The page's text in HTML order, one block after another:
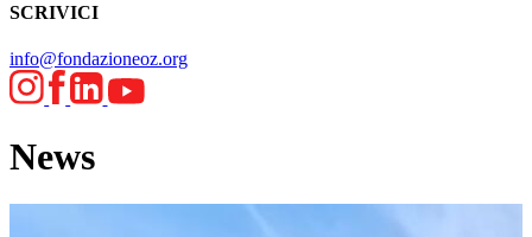
SCRIVICI
info@fondazioneoz.org
News